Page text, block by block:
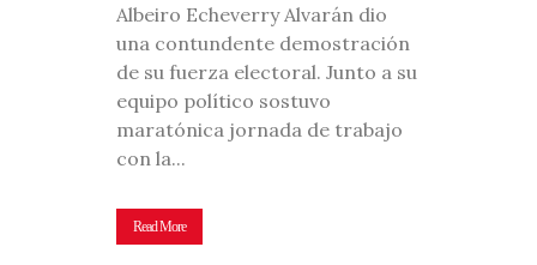
Albeiro Echeverry Alvarán dio
una contundente demostración
de su fuerza electoral. Junto a su
equipo político sostuvo
maratónica jornada de trabajo
con la...
Read More